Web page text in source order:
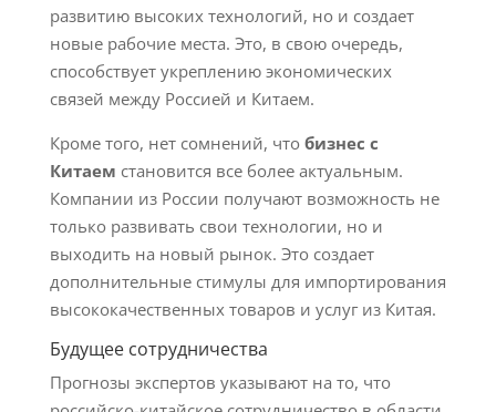
развитию высоких технологий, но и создает
новые рабочие места. Это, в свою очередь,
способствует укреплению экономических
связей между Россией и Китаем.
Кроме того, нет сомнений, что бизнес с
Китаем становится все более актуальным.
Компании из России получают возможность не
только развивать свои технологии, но и
выходить на новый рынок. Это создает
дополнительные стимулы для импортирования
высококачественных товаров и услуг из Китая.
Будущее сотрудничества
Прогнозы экспертов указывают на то, что